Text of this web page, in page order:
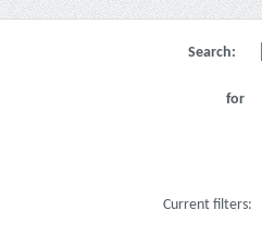
Search:
for
Current filters: